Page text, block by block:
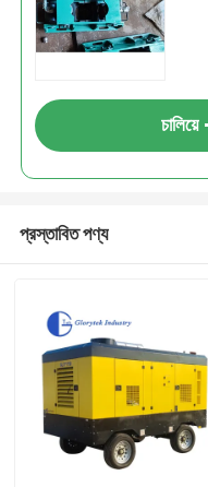
চালিয়ে
প্রস্তাবিত পণ্য